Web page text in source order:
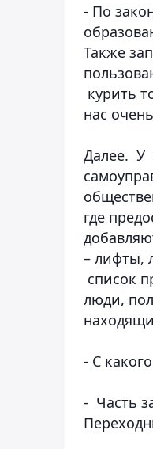
- По
Также
курить
нас
Далее. У
где
– лифты,
список
люди,
- С
- Часть